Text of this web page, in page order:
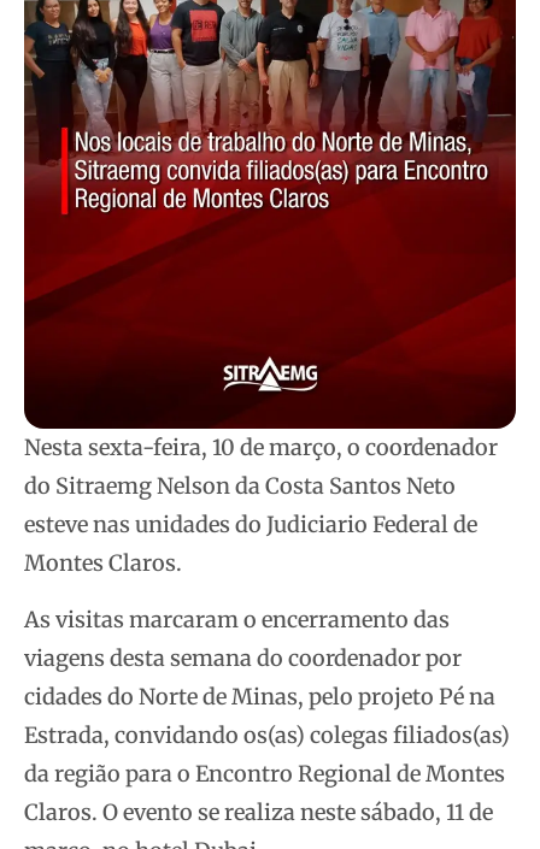
Nesta sexta-feira, 10 de março, o coordenador
do Sitraemg Nelson da Costa Santos Neto
esteve nas unidades do Judiciario Federal de
Montes Claros.
As visitas marcaram o encerramento das
viagens desta semana do coordenador por
cidades do Norte de Minas, pelo projeto Pé na
Estrada, convidando os(as) colegas filiados(as)
da região para o Encontro Regional de Montes
Claros. O evento se realiza neste sábado, 11 de